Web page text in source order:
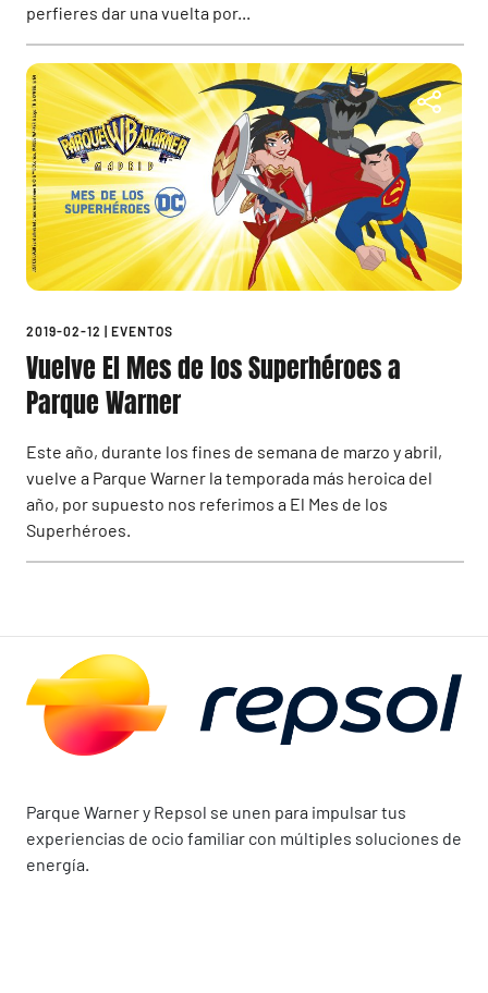
perfieres dar una vuelta por...
2019-02-12 | EVENTOS
Vuelve El Mes de los Superhéroes a
Parque Warner
Este año, durante los fines de semana de marzo y abril,
vuelve a Parque Warner la temporada más heroica del
año, por supuesto nos referimos a El Mes de los
Superhéroes.
Parque Warner y Repsol se unen para impulsar tus
experiencias de ocio familiar con múltiples soluciones de
energía.